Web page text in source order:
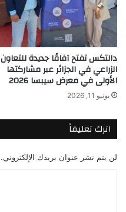
دالتكس تفتح آفاقًا جديدة للتعاون
الزراعي في الجزائر عبر مشاركتها
الأولى في معرض سيبسا 2026
يونيو 11, 2026
اترك تعليقاً
لن يتم نشر عنوان بريدك الإلكتروني.